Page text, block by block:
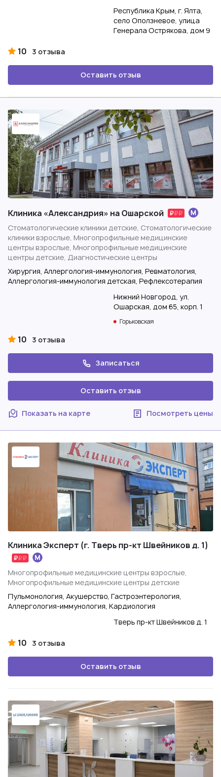
Республика Крым, г. Ялта,
село Оползневое, улица
Генерала Острякова, дом 9
10 3 отзыва
Оставить отзыв
Клиника «Александрия» на Ошарской
Стоматологические клиники детские, Стоматологические
клиники взрослые, Многопрофильные медицинские
центры взрослые, Многопрофильные медицинские
центры детские, Диагностические центры
Хирургия, Аллергология-иммунология, Ревматология,
Аллергология-иммунология детская, Рефлексотерапия
Нижний Новгород, ул.
Ошарская, дом 65, корп. 1
Горьковская
10 3 отзыва
Записаться
Оставить отзыв
Показать на карте Посмотреть цены
Клиника Эксперт (г. Тверь пр-кт Швейников д. 1)
Многопрофильные медицинские центры взрослые,
Многопрофильные медицинские центры детские
Пульмонология, Акушерство, Гастроэнтерология,
Аллергология-иммунология, Кардиология
Тверь пр-кт Швейников д. 1
10 3 отзыва
Оставить отзыв